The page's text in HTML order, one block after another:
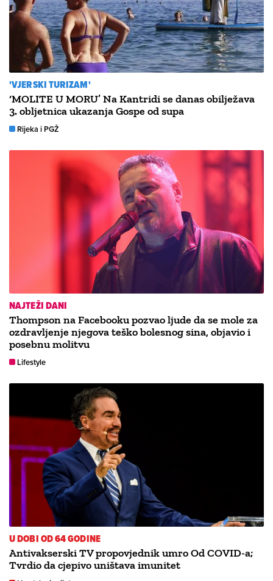
'VJERSKI TURIZAM'
‘MOLITE U MORU’ Na Kantridi se danas obilježava
3. obljetnica ukazanja Gospe od supa
Rijeka i PGŽ
NAJTEŽI DANI
Thompson na Facebooku pozvao ljude da se mole za
ozdravljenje njegova teško bolesnog sina, objavio i
posebnu molitvu
Lifestyle
U DOBI OD 64 GODINE
Antivakserski TV propovjednik umro Od COVID-a;
Tvrdio da cjepivo uništava imunitet